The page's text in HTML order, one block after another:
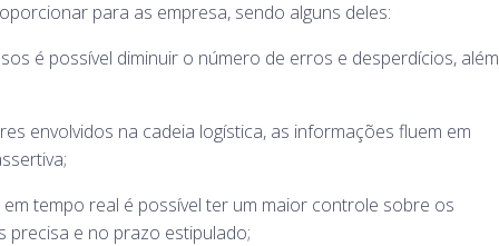
para as empresa, sendo alguns deles:
é possível diminuir o número de erros e desperdícios, além
envolvidos na cadeia logística, as informações fluem em
tempo real é possível ter um maior controle sobre os
precisa e no prazo estipulado;